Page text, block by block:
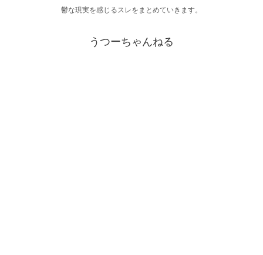
鬱な現実を感じるスレをまとめていきます。
うつーちゃんねる